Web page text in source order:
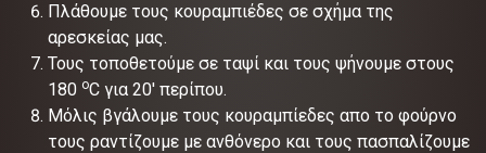
Πλάθουμε τους κουραμπιέδες σε σχήμα της
αρεσκείας μας.
Τους τοποθετούμε σε ταψί και τους ψήνουμε στους
180 οC για 20' περίπου.
Μόλις βγάλουμε τους κουραμπίεδες απο το φούρνο
τους ραντίζουμε με ανθόνερο και τους πασπαλίζουμε